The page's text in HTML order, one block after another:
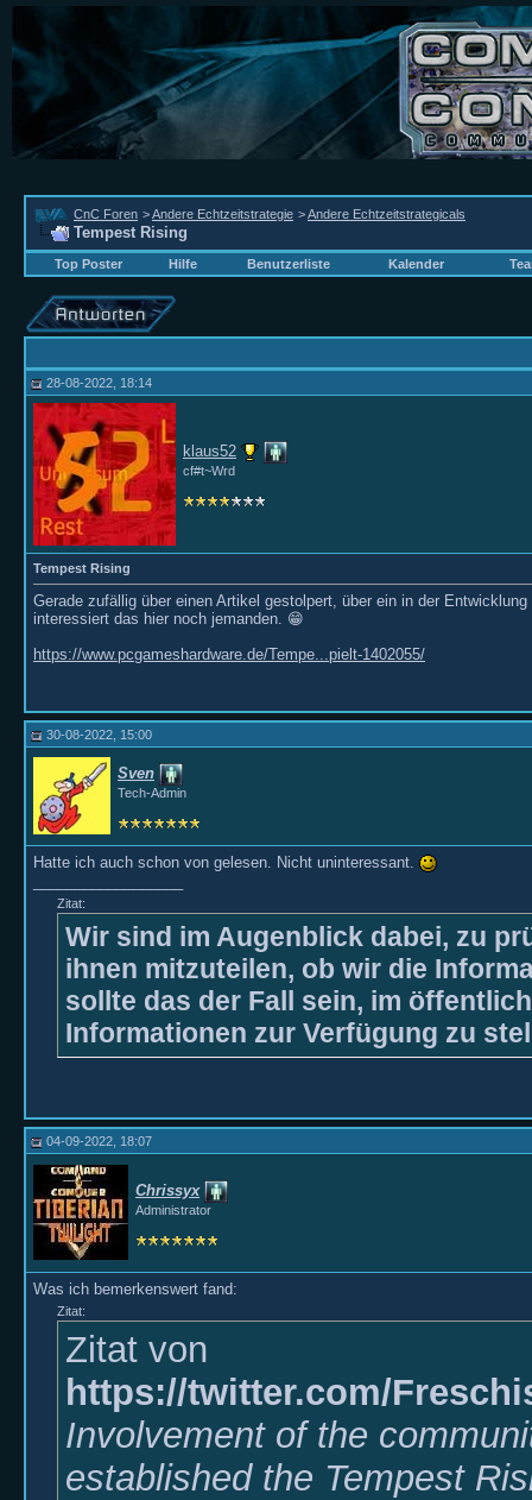
CnC Foren >Andere Echtzeitstrategie >Andere Echtzeitstrategicals
Tempest Rising
Top Poster Hilfe Benutzerliste Kalender
28-08-2022, 18:14
klaus52
cf#t~Wrd
Tempest Rising
Gerade zufällig über einen Artikel gestolpert, über ein in der
interessiert das hier noch jemanden. 😁
https://www.pcgameshardware.de/Tempe...pielt-1402055/
30-08-2022, 15:00
Sven
Tech-Admin
Hatte ich auch schon von gelesen. Nicht uninteressant.
Zitat:
Wir sind im Augenblick dabei, zu
ihnen mitzuteilen, ob wir die
sollte das der Fall sein, im
Informationen zur Verfügung zu
04-09-2022, 18:07
Chrissyx
Administrator
Was ich bemerkenswert fand:
Zitat:
Zitat von
https://twitter.com/
Involvement of the
established the Tempest